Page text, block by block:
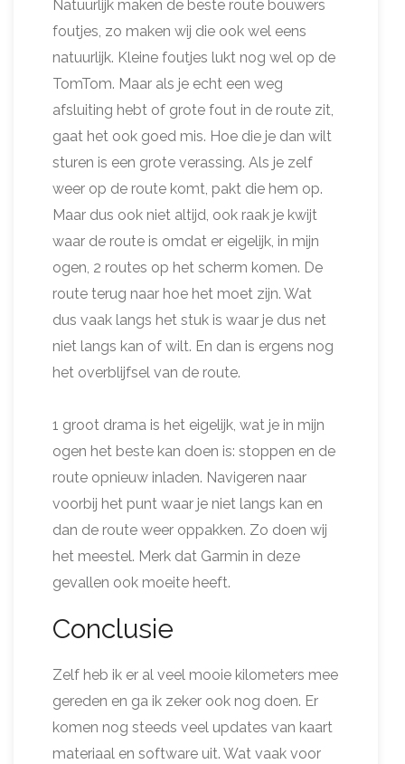
Natuurlijk maken de beste route bouwers
foutjes, zo maken wij die ook wel eens
natuurlijk. Kleine foutjes lukt nog wel op de
TomTom. Maar als je echt een weg
afsluiting hebt of grote fout in de route zit,
gaat het ook goed mis. Hoe die je dan wilt
sturen is een grote verassing. Als je zelf
weer op de route komt, pakt die hem op.
Maar dus ook niet altijd, ook raak je kwijt
waar de route is omdat er eigelijk, in mijn
ogen, 2 routes op het scherm komen. De
route terug naar hoe het moet zijn. Wat
dus vaak langs het stuk is waar je dus net
niet langs kan of wilt. En dan is ergens nog
het overblijfsel van de route.
1 groot drama is het eigelijk, wat je in mijn
ogen het beste kan doen is: stoppen en de
route opnieuw inladen. Navigeren naar
voorbij het punt waar je niet langs kan en
dan de route weer oppakken. Zo doen wij
het meestel. Merk dat Garmin in deze
gevallen ook moeite heeft.
Conclusie
Zelf heb ik er al veel mooie kilometers mee
gereden en ga ik zeker ook nog doen. Er
komen nog steeds veel updates van kaart
materiaal en software uit. Wat vaak voor